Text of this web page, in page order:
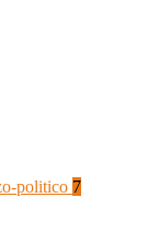
politico 7